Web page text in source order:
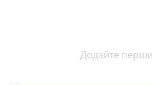
Додайте